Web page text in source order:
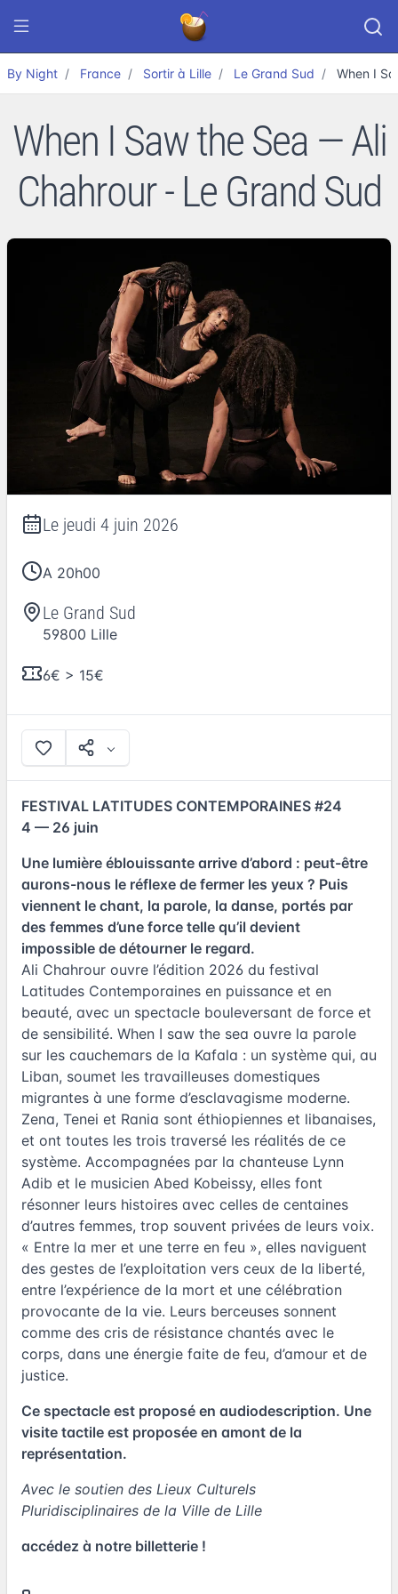
By Night France Sortir à Lille Le Grand Sud When I
When I Saw the Sea — Ali
Chahrour - Le Grand Sud
Le jeudi 4 juin 2026
A 20h00
Le Grand Sud
59800 Lille
6€ > 15€
FESTIVAL LATITUDES CONTEMPORAINES #24
4 — 26 juin
Une lumière éblouissante arrive d’abord : peut-être
aurons-nous le réflexe de fermer les yeux ? Puis
viennent le chant, la parole, la danse, portés par
des femmes d’une force telle qu’il devient
impossible de détourner le regard.
Ali Chahrour ouvre l’édition 2026 du festival
Latitudes Contemporaines en puissance et en
beauté, avec un spectacle bouleversant de force et
de sensibilité. When I saw the sea ouvre la parole
sur les cauchemars de la Kafala : un système qui, au
Liban, soumet les travailleuses domestiques
migrantes à une forme d’esclavagisme moderne.
Zena, Tenei et Rania sont éthiopiennes et libanaises,
et ont toutes les trois traversé les réalités de ce
système. Accompagnées par la chanteuse Lynn
Adib et le musicien Abed Kobeissy, elles font
résonner leurs histoires avec celles de centaines
d’autres femmes, trop souvent privées de leurs voix.
« Entre la mer et une terre en feu », elles naviguent
des gestes de l’exploitation vers ceux de la liberté,
entre l’expérience de la mort et une célébration
provocante de la vie. Leurs berceuses sonnent
comme des cris de résistance chantés avec le
corps, dans une énergie faite de feu, d’amour et de
justice.
Ce spectacle est proposé en audiodescription. Une
visite tactile est proposée en amont de la
représentation.
Avec le soutien des Lieux Culturels
Pluridisciplinaires de la Ville de Lille
accédez à notre billetterie !